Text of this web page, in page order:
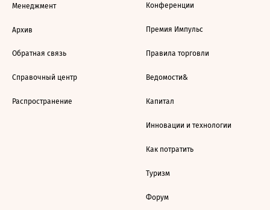
Менеджмент
Архив
Обратная связь
Справочный центр
Распространение
Конференции
Премия Импульс
Правила торговли
Ведомости&
Капитал
Инновации и технологии
Как потратить
Туризм
Форум